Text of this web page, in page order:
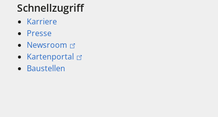
Schnellzugriff
Karriere
Presse
Newsroom
Kartenportal
Baustellen